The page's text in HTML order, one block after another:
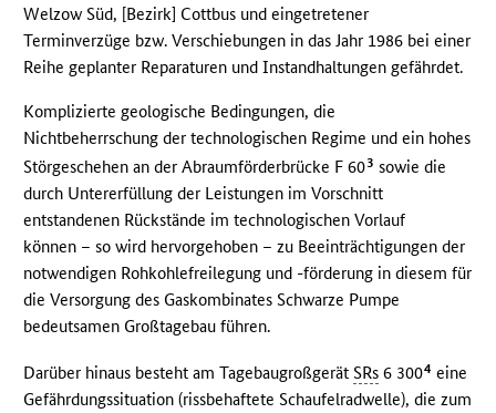
Welzow Süd, [Bezirk] Cottbus und eingetretener
Terminverzüge bzw. Verschiebungen in das Jahr 1986 bei einer
Reihe geplanter Reparaturen und Instandhaltungen gefährdet.
Komplizierte geologische Bedingungen, die
Nichtbeherrschung der technologischen Regime und ein hohes
Störgeschehen an der Abraumförderbrücke F 603 sowie die
durch Untererfüllung der Leistungen im Vorschnitt
entstandenen Rückstände im technologischen Vorlauf
können – so wird hervorgehoben – zu Beeinträchtigungen der
notwendigen Rohkohlefreilegung und -förderung in diesem für
die Versorgung des Gaskombinates Schwarze Pumpe
bedeutsamen Großtagebau führen.
Darüber hinaus besteht am TagebaugroßgerätSRs 6 3004 eine
Gefährdungssituation (rissbehaftete Schaufelradwelle), die zum